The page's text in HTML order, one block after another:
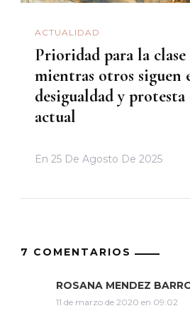
ACTUALIDAD
Prioridad para la clase
mientras otros siguen
desigualdad y
actual
En 25 De Agosto De 2025
7 COMENTARIOS
ROSANA MENDEZ
11 de marzo de 2020 en 09:02